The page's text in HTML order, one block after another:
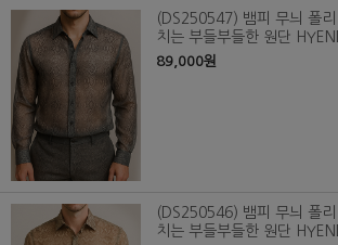
(DS250547) 뱀피 무늬 폴
치는 부들부들한 원단
89,000원
(DS250546) 뱀피 무늬 폴
치는 부들부들한 원단